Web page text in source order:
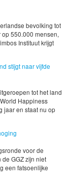
bevolking tot
550.000 mensen,
Instituut krijgt
stijgt naar vijfde
tot het land
Happiness
jaar en staat nu op
voor de
GGZ zijn niet
een fatsoenlijke